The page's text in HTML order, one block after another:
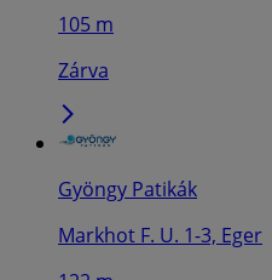
105 m
Zárva
Gyöngy Patikák
Markhot F. U. 1-3, Eger